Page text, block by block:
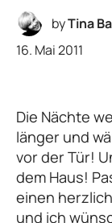
byTina
16. Mai 2011
Die Nächte
länger und
vor der Tür!
dem Haus!
einen
und ich